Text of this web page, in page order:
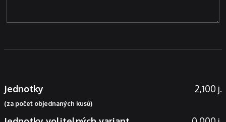
Jednotky
(za počet objednaných kusů)
2,100 j.